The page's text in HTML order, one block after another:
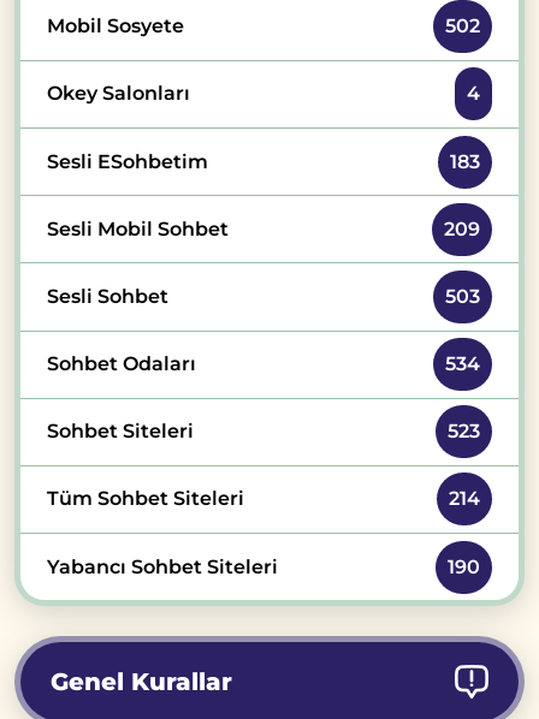
Mobil Sosyete 502
Okey Salonları 4
Sesli ESohbetim 183
Sesli Mobil Sohbet 209
Sesli Sohbet 503
Sohbet Odaları 534
Sohbet Siteleri 523
Tüm Sohbet Siteleri 214
Yabancı Sohbet Siteleri 190
Genel Kurallar